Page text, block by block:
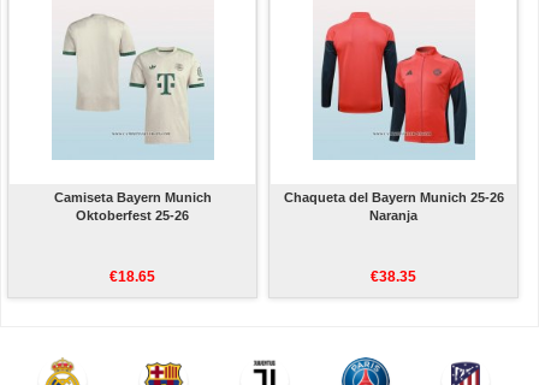
Camiseta Bayern Munich
Oktoberfest 25-26
€18.65
Chaqueta del Bayern Munich 25-26
Naranja
€38.35